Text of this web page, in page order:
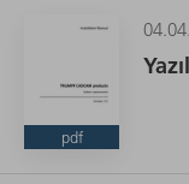
pdf